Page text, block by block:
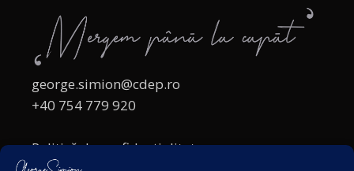
george.simion@cdep.ro
+40 754 779 920
Politică de confidențialitate